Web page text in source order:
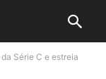
Série C e estreia